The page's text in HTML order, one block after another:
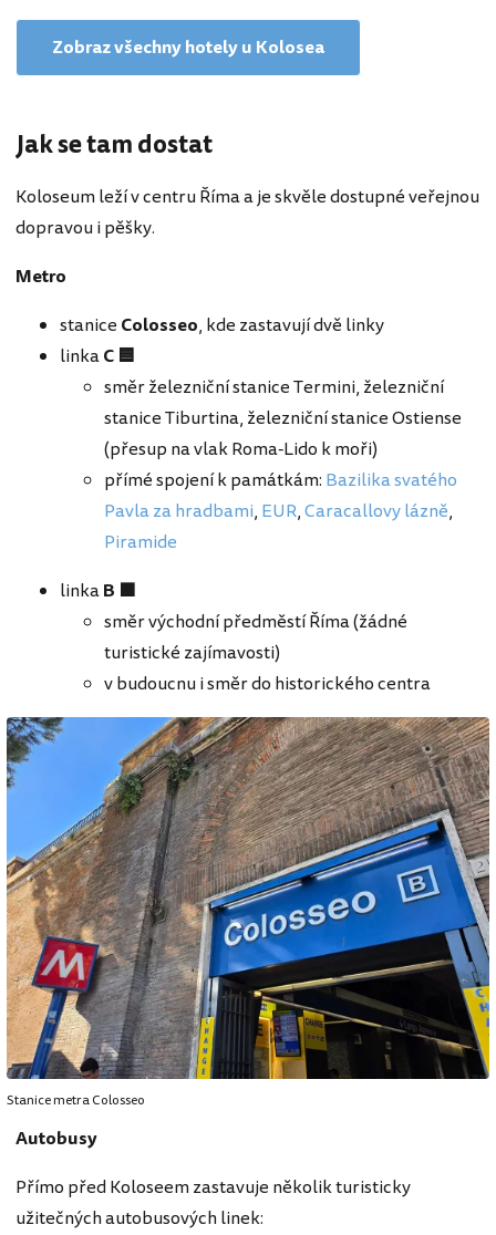
Zobraz všechny hotely u Kolosea
Jak se tam dostat
Koloseum leží v centru Říma a je skvěle dostupné veřejnou
dopravou i pěšky.
Metro
stanice Colosseo, kde zastavují dvě linky
linkaC 🟦
směr železniční stanice Termini, železniční
stanice Tiburtina, železniční stanice Ostiense
(přesup na vlak Roma-Lido k moři)
přímé spojení k památkám: Bazilika svatého
Pavla za hradbami, EUR,Caracallovy lázně,
Piramide
linkaB 🟩
směr východní předměstí Říma (žádné
turistické zajímavosti)
v budoucnu i směr do historického centra
Stanice metra Colosseo
Autobusy
Přímo před Koloseem zastavuje několik turisticky
užitečných autobusových linek: